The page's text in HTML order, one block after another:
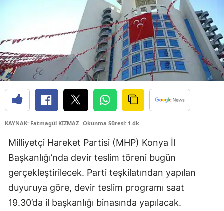
Bursa
Çanakkale
Çankırı
Çorum
Denizli
Diyarbakır
Elazığ
Erzincan
KAYNAK: Fatmagül KIZMAZ Okunma Süresi: 1 dk
Milliyetçi Hareket Partisi (MHP) Konya İl
Başkanlığı’nda devir teslim töreni bugün
gerçekleştirilecek. Parti teşkilatından yapılan
duyuruya göre, devir teslim programı saat
19.30’da il başkanlığı binasında yapılacak.